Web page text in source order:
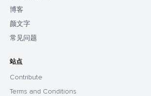
博客
颜文字
常见问题
站点
Contribute
Terms and Conditions